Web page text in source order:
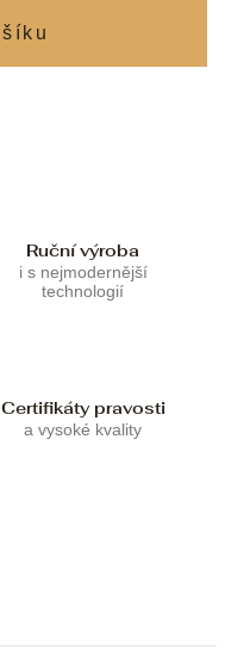
Ruční výroba
i s nejmodernější
technologií
Certifikáty pravosti
a vysoké kvality